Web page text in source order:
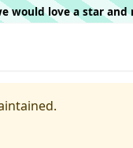
would love a star and